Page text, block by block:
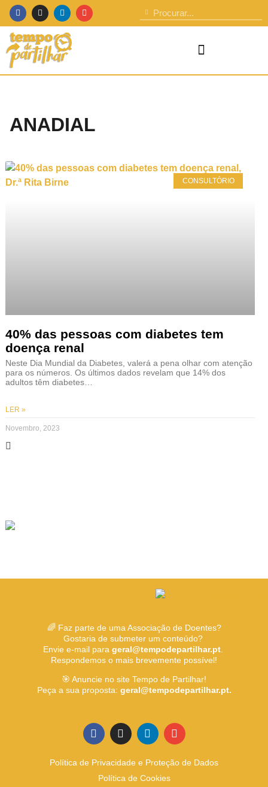
ANADIAL
CONSULTÓRIO
40% das pessoas com diabetes tem
doença renal
Neste Dia Mundial da Diabetes, valerá a pena olhar com atenção
para os números. Os últimos dados revelam que 14% dos
adultos têm diabetes…
LER »
Novembro, 2023
🌈 Faz parte de uma Associação de Doentes?
Gostaria de submeter um conteúdo?
Envie e-mail para geral@tempodepartilhar.pt.
Respondemos o mais brevemente possível!
🎯 Anuncie no site Tempo de Partilhar!
Peça a sua proposta: geral@tempodepartilhar.pt.
Política de Privacidade e Proteção de Dados
Política de Cookies